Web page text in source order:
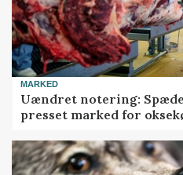
MARKED
Uændret notering:
presset marked for